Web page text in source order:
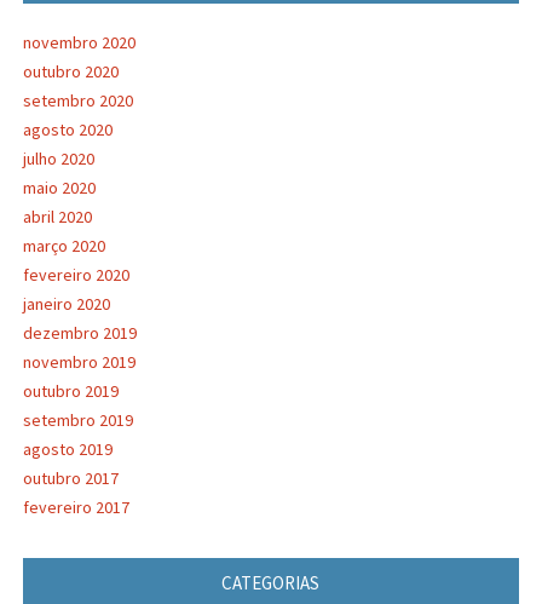
novembro 2020
outubro 2020
setembro 2020
agosto 2020
julho 2020
maio 2020
abril 2020
março 2020
fevereiro 2020
janeiro 2020
dezembro 2019
novembro 2019
outubro 2019
setembro 2019
agosto 2019
outubro 2017
fevereiro 2017
CATEGORIAS